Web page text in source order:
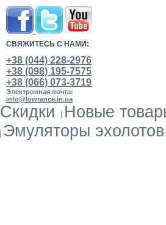
СВЯЖИТЕСЬ С НАМИ:
+38 (044) 228-2976
+38 (098) 195-7575
+38 (066) 073-3719
Электронная почта:
info@lowrance.in.ua
Скидки Новые
Эмуляторы